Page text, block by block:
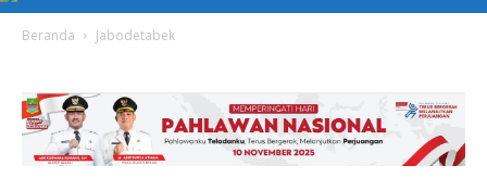
Beranda Jabodetabek